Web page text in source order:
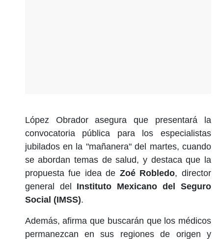
López Obrador asegura que presentará la
convocatoria pública para los especialistas
jubilados en la "mañanera" del martes, cuando
se abordan temas de salud, y destaca que la
propuesta fue idea de Zoé Robledo, director
general del Instituto Mexicano del Seguro
Social (IMSS).
Además, afirma que buscarán que los médicos
permanezcan en sus regiones de origen y